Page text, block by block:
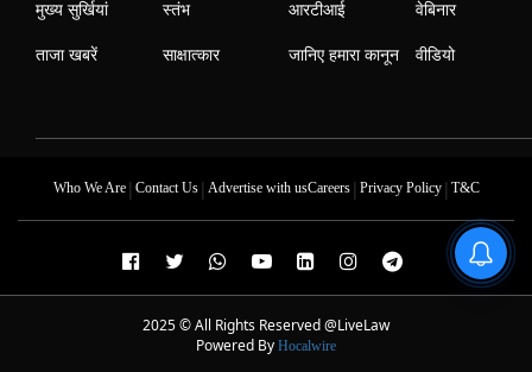
मुख्य सुर्खियां
ताजा खबरें
स्तंभ
साक्षात्कार
आरटीआई
जानिए हमारा कानून
वेबिनार
वीडियो
Who We Are| Contact Us| Advertise with usCareers| Privacy Policy| T&C
2025 © All Rights Reserved @LiveLaw
Powered By Hocalwire